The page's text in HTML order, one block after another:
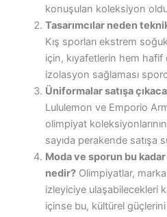
konuşulan koleksiyon
Tasarımcılar neden
Kış sporları ekstrem
için, kıyafetlerin hem
izolasyon sağlaması
Üniformalar satışa
Lululemon ve Emporio
olimpiyat koleksiyonlarının
sayıda perakende satışa
Moda ve sporun bu
nedir? Olimpiyatlar,
izleyiciye ulaşabilecekleri
içinse bu, kültürel